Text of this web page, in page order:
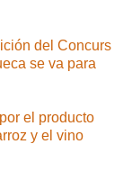
del Concurs
se va para
el producto
y el vino